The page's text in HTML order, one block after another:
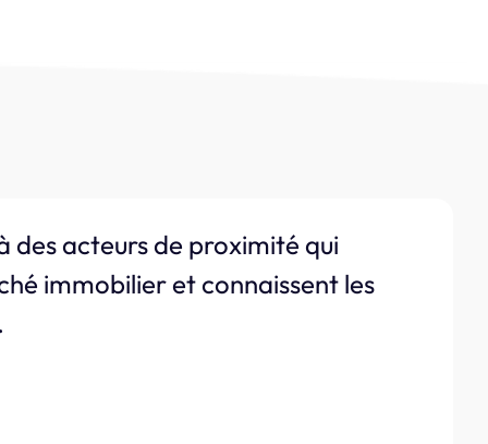
des acteurs de proximité qui
immobilier et connaissent les